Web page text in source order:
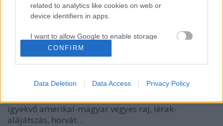
related to analytics like cookies on web or
device identifiers in apps.
I want to allow Google to enable storage
related to functionality of the website or app.
I want to allow Google to enable storage
related to personalization.
related to security, including authentication
functionality and fraud prevention, and other
CONFIRM
Data Deletion Data Access Privacy Policy
Load Diffuser bónuszokkal
Ma kellemes kétharmad üzemnapot sikerült
eltölteni a kecskeméti tengelyben – és a korai kezdés
Diffuser 2017 miatt felpezsdült forgalom
igyekvő amerikai-magyar vegyes raj, lérak-
alájátszás, horvát…